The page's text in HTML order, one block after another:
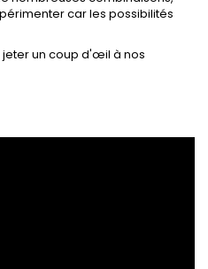
car les possibilités
un coup d'œil à nos